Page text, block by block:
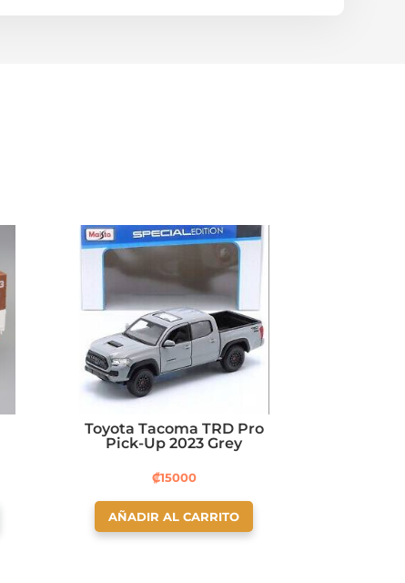
Toyota Tacoma TRD Pro
Pick-Up 2023 Grey
₡15000
AÑADIR AL CARRITO